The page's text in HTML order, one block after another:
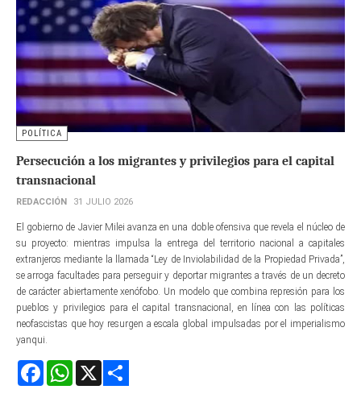
POLÍTICA
Persecución a los migrantes y privilegios para el capital
transnacional
REDACCIÓN 31 JULIO 2026
El gobierno de Javier Milei avanza en una doble ofensiva que revela el núcleo de
su proyecto: mientras impulsa la entrega del territorio nacional a capitales
extranjeros mediante la llamada “Ley de Inviolabilidad de la Propiedad Privada”,
se arroga facultades para perseguir y deportar migrantes a través de un decreto
de carácter abiertamente xenófobo. Un modelo que combina represión para los
pueblos y privilegios para el capital transnacional, en línea con las políticas
neofascistas que hoy resurgen a escala global impulsadas por el imperialismo
yanqui.
FacebookWhatsApp